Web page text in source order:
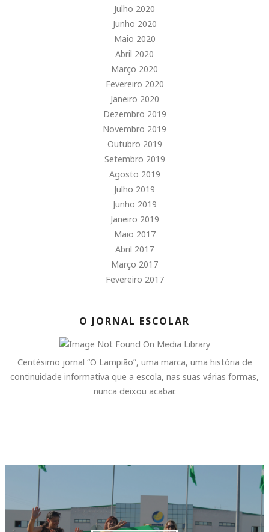
Julho 2020
Junho 2020
Maio 2020
Abril 2020
Março 2020
Fevereiro 2020
Janeiro 2020
Dezembro 2019
Novembro 2019
Outubro 2019
Setembro 2019
Agosto 2019
Julho 2019
Junho 2019
Janeiro 2019
Maio 2017
Abril 2017
Março 2017
Fevereiro 2017
O JORNAL ESCOLAR
Centésimo jornal “O Lampião”, uma marca, uma história de
continuidade informativa que a escola, nas suas várias formas,
nunca deixou acabar.